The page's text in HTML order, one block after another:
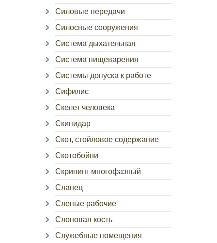
Силовые передачи
Силосные сооружения
Система дыхательная
Система пищеварения
Системы допуска к работе
Сифилис
Скелет человека
Скипидар
Скот, стойловое содержание
Скотобойни
Скрининг многофазный
Сланец
Слепые рабочие
Слоновая кость
Служебные помещения